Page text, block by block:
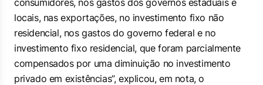
consumidores, nos gastos dos governos estaduais e
locais, nas exportações, no investimento fixo não
residencial, nos gastos do governo federal e no
investimento fixo residencial, que foram parcialmente
compensados por uma diminuição no investimento
privado em existências”, explicou, em nota, o